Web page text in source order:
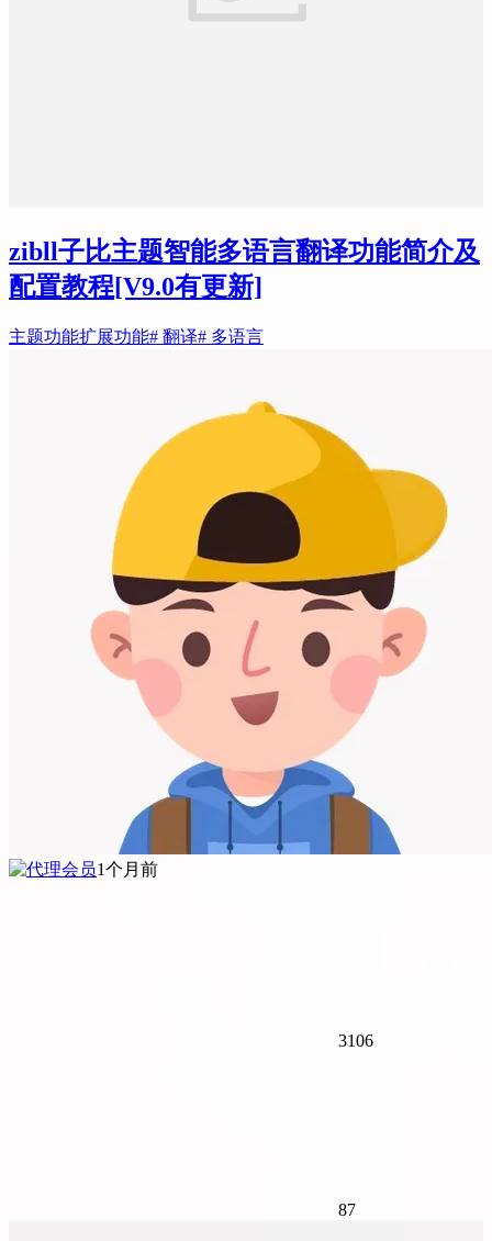
zibll子比主题智能多语言翻译功能简介及
配置教程[V9.0有更新]
主题功能扩展功能# 翻译# 多语言
1个月前
3106
87